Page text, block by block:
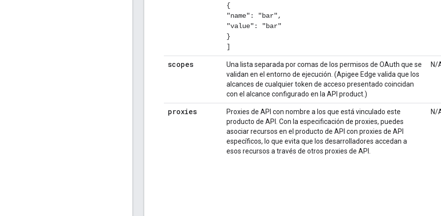
{
"name": "bar",
"value": "bar"
}
]
scopes
Una lista separada por comas de los permisos de OAuth que se
validan en el entorno de ejecución. (Apigee Edge valida que los
alcances de cualquier token de acceso presentado coincidan
con el alcance configurado en la API product.)
N/
proxies
Proxies de API con nombre a los que está vinculado este
producto de API. Con la especificación de proxies, puedes
asociar recursos en el producto de API con proxies de API
específicos, lo que evita que los desarrolladores accedan a
esos recursos a través de otros proxies de API.
N/